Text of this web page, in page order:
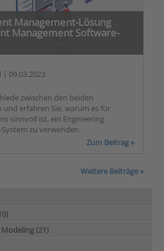
Management-Lösung
Management Software-
| 09.03.2023
zwischen den beiden
erfahren Sie, warum es für
sinnvoll ist, ein Engineering
zu verwenden.
Zum Beitrag »
Weitere Beiträge »
(21)